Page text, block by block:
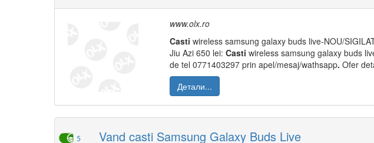
www.olx.ro
Casti wireless samsung galaxy buds live-NOU/
Jiu Azi 650 lei: Casti wireless samsung galaxy buds
de tel 0771403297 prin apel/mesaj/wathsapp. Ofer
Детали...
5 Vand casti Samsung Galaxy Buds Live